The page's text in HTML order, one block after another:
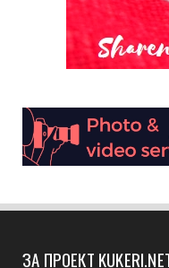
ЗА ПРОЕКТ